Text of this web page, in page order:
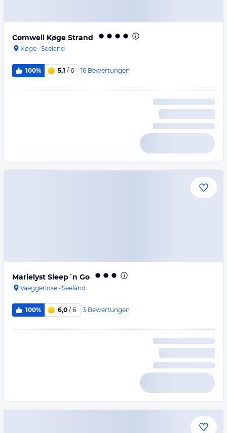
Comwell Køge Strand
Køge · Seeland
100% 5,1 / 6 16 Bewertungen
Marielyst Sleep´n Go
Vaeggerlose · Seeland
100% 6,0 / 6 3 Bewertungen